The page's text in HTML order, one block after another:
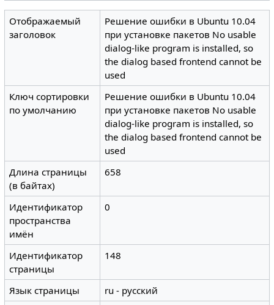
Отображаемый
заголовок
Решение ошибки в Ubuntu 10.04
при установке пакетов No usable
dialog-like program is installed, so
the dialog based frontend cannot be
used
Ключ сортировки
по умолчанию
Решение ошибки в Ubuntu 10.04
при установке пакетов No usable
dialog-like program is installed, so
the dialog based frontend cannot be
used
Длина страницы
(в байтах)
658
Идентификатор
пространства
имён
0
Идентификатор
страницы
148
Язык страницы
ru - русский